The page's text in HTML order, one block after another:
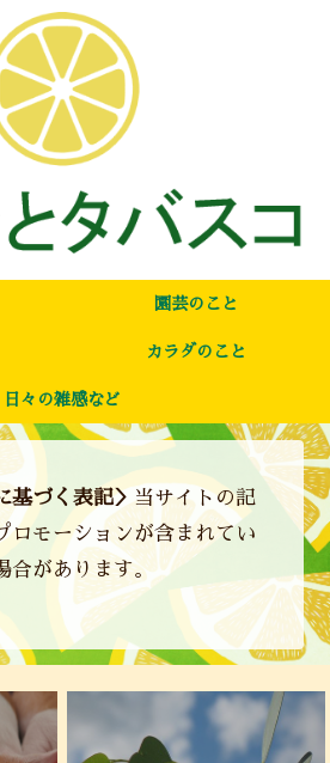
園芸のこと
カラダのこと
日々の雑感など
基づく表記＞ 当サイトの記
ロモーションが含まれてい
合があります。